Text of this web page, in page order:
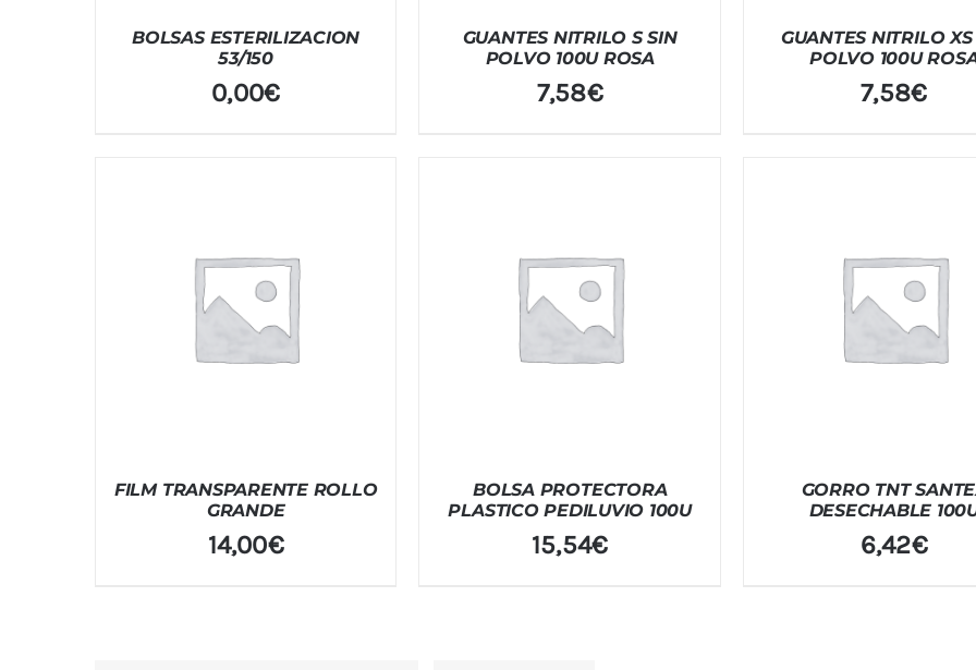
BOLSAS ESTERILIZACION
53/150
0,00€
GUANTES NITRILO S SIN
POLVO 100U ROSA
7,58€
GUANTES NITRILO
POLVO 100U
7,58€
FILM TRANSPARENTE ROLLO
GRANDE
14,00€
BOLSA PROTECTORA
PLASTICO PEDILUVIO 100U
15,54€
GORRO TNT
DESECHABLE
6,42€